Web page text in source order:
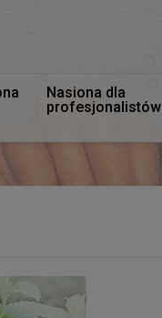
Nasiona dla
profesjonalistów